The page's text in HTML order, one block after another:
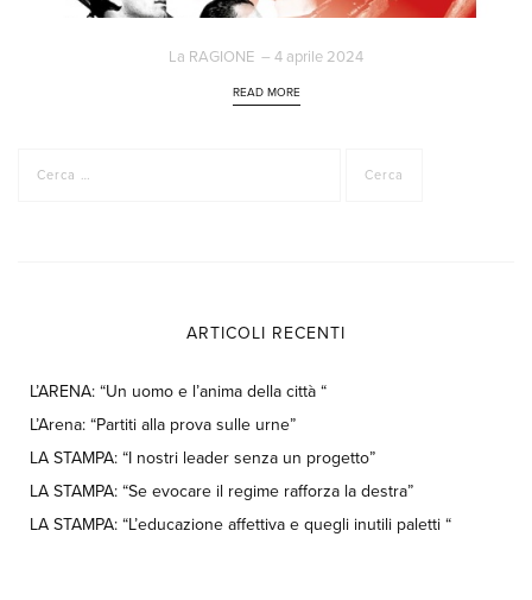
La RAGIONE – 4 aprile 2024
READ MORE
per:
ARTICOLI RECENTI
L’ARENA: “Un uomo e l’anima della città “
L’Arena: “Partiti alla prova sulle urne”
LA STAMPA: “I nostri leader senza un progetto”
LA STAMPA: “Se evocare il regime rafforza la destra”
LA STAMPA: “L’educazione affettiva e quegli inutili paletti “